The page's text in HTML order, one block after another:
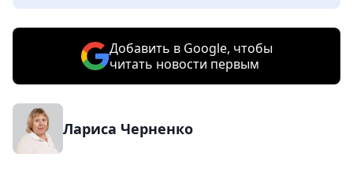
Добавить в Google, чтобы
читать новости первым
Лариса Черненко